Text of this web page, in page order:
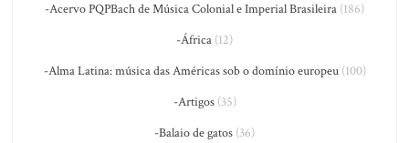
-Acervo PQPBach de Música Colonial e Imperial Brasileira (186)
-África (12)
-Alma Latina: música das Américas sob o domínio europeu(100)
-Artigos(35)
-Balaio de gatos (36)